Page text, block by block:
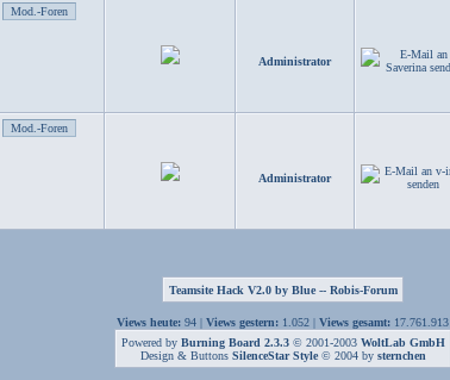
Administrator
Administrator
Teamsite Hack V2.0 by Blue -- Robis-Forum
Views heute:94 | Views gestern:1.052 | Views gesamt:17.761.913
Powered by Burning Board 2.3.3© 2001-2003 WoltLab GmbH
Design & Buttons SilenceStar Style © 2004 by sternchen